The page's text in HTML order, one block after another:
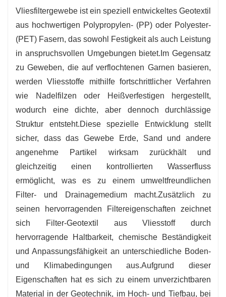
Renovierungskosten.
-Vielseitige Anwendungen :Geeignet für
Straßenbau, Entwässerungssysteme, Deponien,
Landschaftsgestaltung und Erosionsschutz.
-Umweltfreundlich :Hergestellt aus
recycelbaren Materialien, geschützt für Boden
Anpassbare Optionen
Erhältlich in
verschiedenen Gewichten, Breiten und
Auftrags gerecht zu werden.
Trennung & Verstärkung
Verhindert die
Vermischung von Bodenschichten und
verbessert die Ausgewogenheit von
Untergrundstrukturen.
Vliesfiltergewebe ist ein speziell entwickeltes Geotextil
aus hochwertigen Polypropylen- (PP) oder Polyester-
(PET) Fasern, das sowohl Festigkeit als auch Leistung
in anspruchsvollen Umgebungen bietet.Im Gegensatz
zu Geweben, die auf verflochtenen Garnen basieren,
werden Vliesstoffe mithilfe fortschrittlicher Verfahren
wie Nadelfilzen oder Heißverfestigen hergestellt,
wodurch eine dichte, aber dennoch durchlässige
Struktur entsteht.Diese spezielle Entwicklung stellt
sicher, dass das Gewebe Erde, Sand und andere
angenehme Partikel wirksam zurückhält und
gleichzeitig einen kontrollierten Wasserfluss
ermöglicht, was es zu einem umweltfreundlichen
Filter- und Drainagemedium macht.Zusätzlich zu
seinen hervorragenden Filtereigenschaften zeichnet
sich Filter-Geotextil aus Vliesstoff durch
hervorragende Haltbarkeit, chemische Beständigkeit
und Anpassungsfähigkeit an unterschiedliche Boden-
und Klimabedingungen aus.Aufgrund dieser
Eigenschaften hat es sich zu einem unverzichtbaren
Material in der Geotechnik, im Hoch- und Tiefbau, bei